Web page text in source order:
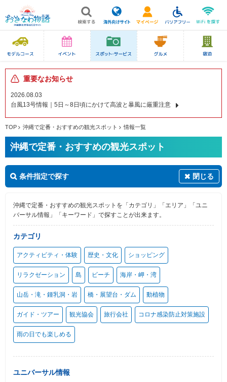
重要なお知らせ
2026.08.03
台風13号情報｜5日～8日頃にかけて高波と暴風に厳重注意
TOP 沖縄で定番・おすすめの観光スポット 情報一覧
沖縄で定番・おすすめの観光スポット
条件指定で探す 閉じる
沖縄で定番・おすすめの観光スポットを「カテゴリ」「エリア」「ユニ
バーサル情報」「キーワード」で探すことが出来ます。
カテゴリ
アクティビティ・体験 歴史・文化 ショッピング
リラクゼーション 島 ビーチ 海岸・岬・湾
山岳・滝・鍾乳洞・岩 橋・展望台・ダム 動植物
ガイド・ツアー 観光協会 旅行会社 コロナ感染防止対策施設
雨の日でも楽しめる
ユニバーサル情報